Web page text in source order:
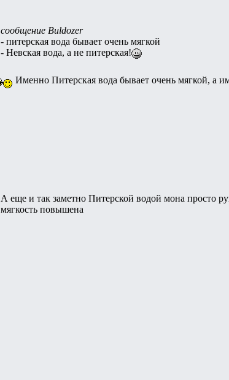
сообщение Buldozer
- питерская вода бывает очень мягкой
- Невская вода, а не питерская!
Именно Питерская вода бывает очень мягкой, а
А еще и так заметно Питерской водой мона просто
мягкость повышена